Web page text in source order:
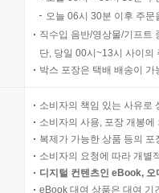
오늘 06시 30분 이후 주
직수입 음반/영상물/기프트
단, 당일 00시~13시 사이의
박스 포장은 택배 배송이
소비자의 책임 있는 사유로
소비자의 사용, 포장 개봉
복제가 가능한 상품 등의
소비자의 요청에 따라 개별
디지털 컨텐츠인 eBook,
eBook 대여 상품은 대여 기